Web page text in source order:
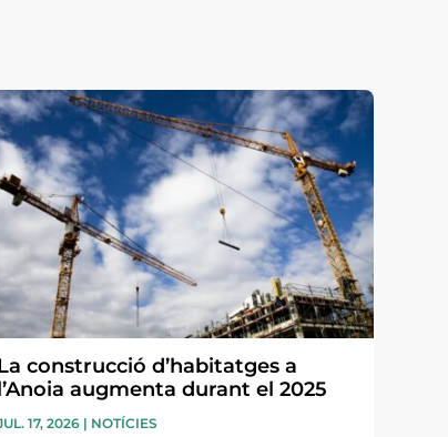
construcció d’habitatges a
augmenta durant el 2025
17, 2026| NOTÍCIES